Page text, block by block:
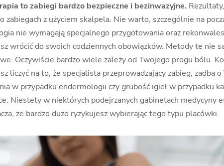
to zabiegi bardzo bezpieczne i bezinwazyjne.
z użyciem skalpela. Nie warto, szczególnie na
nie wymagają specjalnego przygotowania oraz
wrócić do swoich codziennych obowiązków. Metody te nie
Oczywiście bardzo wiele zależy od Twojego progu bólu.
liczyć na to, że specjalista przeprowadzający zabieg, zadba
w przypadku endermologii czy grubość igieł w przypadku
Niestety w niektórych podejrzanych gabinetach medycyny
że bardzo dużo ryzykujesz wybierając tego typu placówki.